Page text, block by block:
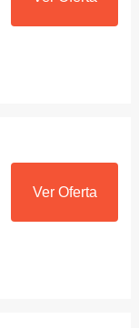
Ver Oferta